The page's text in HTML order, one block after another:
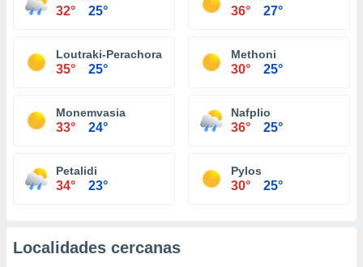
32° 25° 36° 27°
Loutraki-Perachora
35° 25°
Methoni
30° 25°
Monemvasia
33° 24°
Nafplio
36° 25°
Petalidi
34° 23°
Pylos
30° 25°
Localidades cercanas